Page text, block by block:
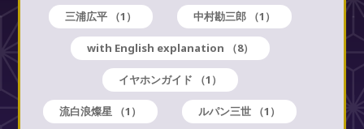
三浦広平 （1） 中村勘三郎 （1）
with English explanation （8）
イヤホンガイド （1）
流白浪燦星 （1） ルパン三世 （1）